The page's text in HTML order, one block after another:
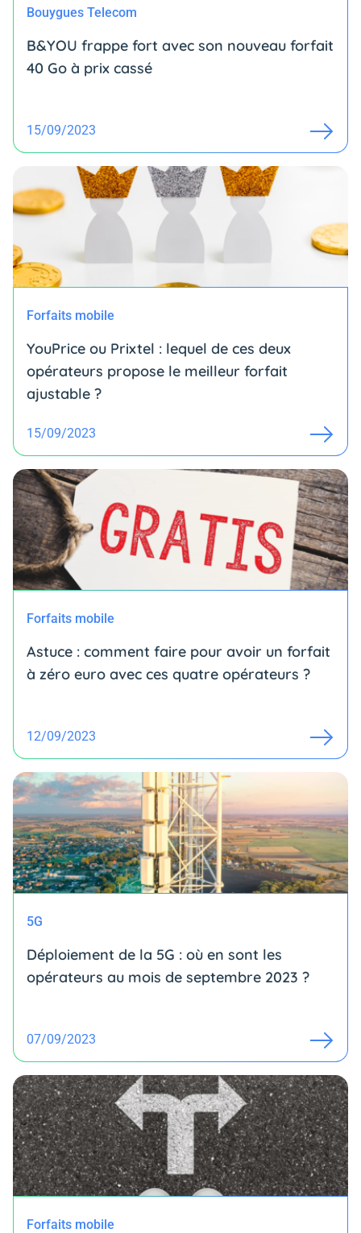
Bouygues Telecom
B&YOU frappe fort avec son nouveau forfait
40 Go à prix cassé
15/09/2023
Forfaits mobile
YouPrice ou Prixtel : lequel de ces deux
opérateurs propose le meilleur forfait
ajustable ?
15/09/2023
Forfaits mobile
Astuce : comment faire pour avoir un forfait
à zéro euro avec ces quatre opérateurs ?
12/09/2023
5G
Déploiement de la 5G : où en sont les
opérateurs au mois de septembre 2023 ?
07/09/2023
Forfaits mobile